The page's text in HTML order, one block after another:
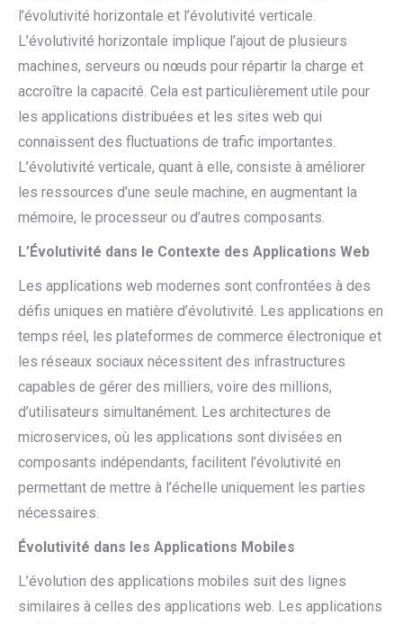
l’évolutivité horizontale et l’évolutivité verticale.
L’évolutivité horizontale implique l’ajout de plusieurs
machines, serveurs ou nœuds pour répartir la charge et
accroître la capacité. Cela est particulièrement utile pour
les applications distribuées et les sites web qui
connaissent des fluctuations de trafic importantes.
L’évolutivité verticale, quant à elle, consiste à améliorer
les ressources d’une seule machine, en augmentant la
mémoire, le processeur ou d’autres composants.
L’Évolutivité dans le Contexte des Applications Web
Les applications web modernes sont confrontées à des
défis uniques en matière d’évolutivité. Les applications en
temps réel, les plateformes de commerce électronique et
les réseaux sociaux nécessitent des infrastructures
capables de gérer des milliers, voire des millions,
d’utilisateurs simultanément. Les architectures de
microservices, où les applications sont divisées en
composants indépendants, facilitent l’évolutivité en
permettant de mettre à l’échelle uniquement les parties
nécessaires.
Évolutivité dans les Applications Mobiles
L’évolution des applications mobiles suit des lignes
similaires à celles des applications web. Les applications